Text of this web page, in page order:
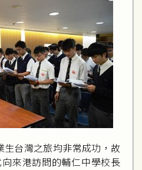
生台灣之旅均非常成功，故
來港訪問的輔仁中學校長